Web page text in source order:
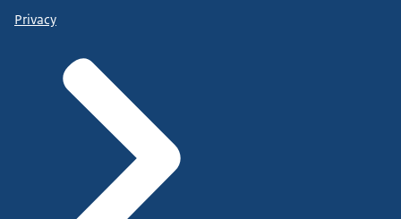
Privacy